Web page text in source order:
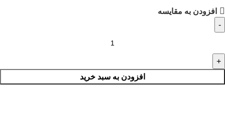
افزودن به مقایسه
افزودن به سبد خرید